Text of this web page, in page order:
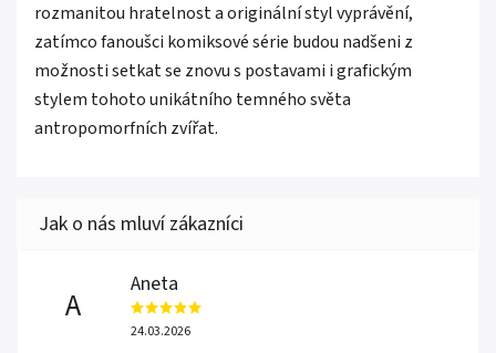
rozmanitou hratelnost a originální styl vyprávění,
zatímco fanoušci komiksové série budou nadšeni z
možnosti setkat se znovu s postavami i grafickým
stylem tohoto unikátního temného světa
antropomorfních zvířat.
A
Aneta
24.03.2026